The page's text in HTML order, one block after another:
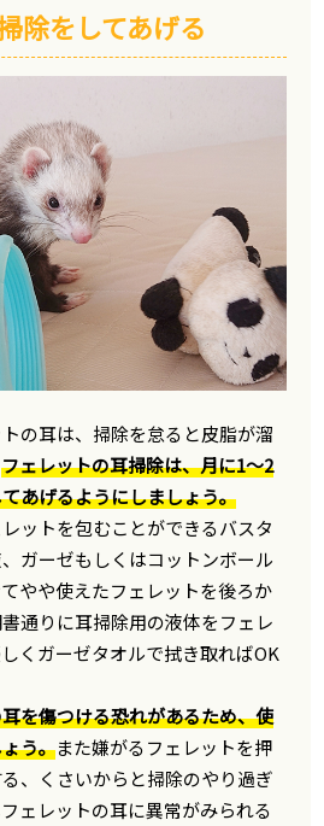
除をしてあげる
の耳は、掃除を怠ると皮脂が溜
フェレットの耳掃除は、月に1〜2
あげるようにしましょう。
ットを包むことができるバスタ
ガーゼもしくはコットンボール
やや使えたフェレットを後ろか
通りに耳掃除用の液体をフェレ
くガーゼタオルで拭き取ればOK
を傷つける恐れがあるため、使
う。また嫌がるフェレットを押
、くさいからと掃除のやり過ぎ
ェレットの耳に異常がみられる